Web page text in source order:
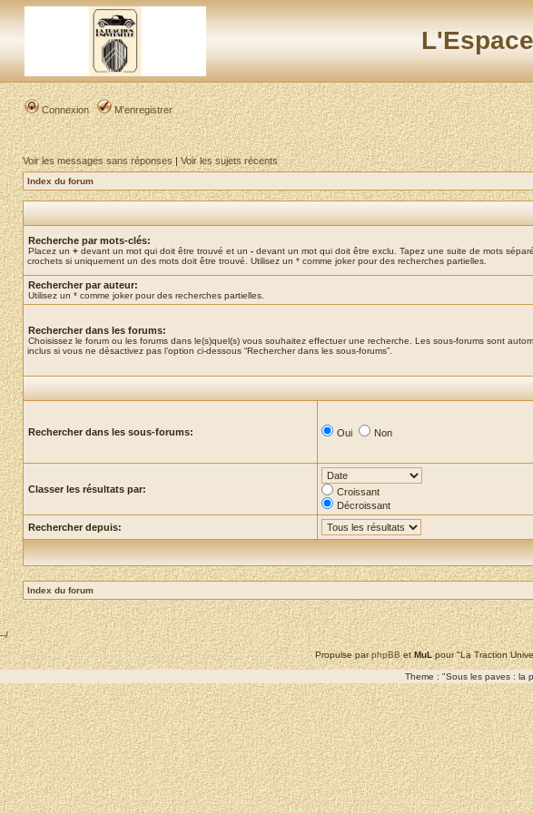
Connexion M’enregistrer
Voir les messages sans réponses|Voir les sujets récents
Index du forum
Recherche par mots-clés:
Placez un + devant un mot qui doit être trouvé et un - devant un mot qui doit être exclu. Tapez une suite de mots
crochets si uniquement un des mots doit être trouvé. Utilisez un * comme joker pour des recherches partielles.
Rechercher par auteur:
Utilisez un * comme joker pour des recherches partielles.
Rechercher dans les forums:
Choisissez le forum ou les forums dans le(s)quel(s) vous souhaitez effectuer une recherche. Les sous-forums sont
inclus si vous ne désactivez pas l’option ci-dessous “Rechercher dans les sous-forums”.
Rechercher dans les sous-forums: Oui Non
Classer les résultats par:
Croissant
Décroissant
Rechercher depuis:
Index du forum
--/
Propulse parphpBBetMuLpour "La Traction
Theme : "Sous les paves : la